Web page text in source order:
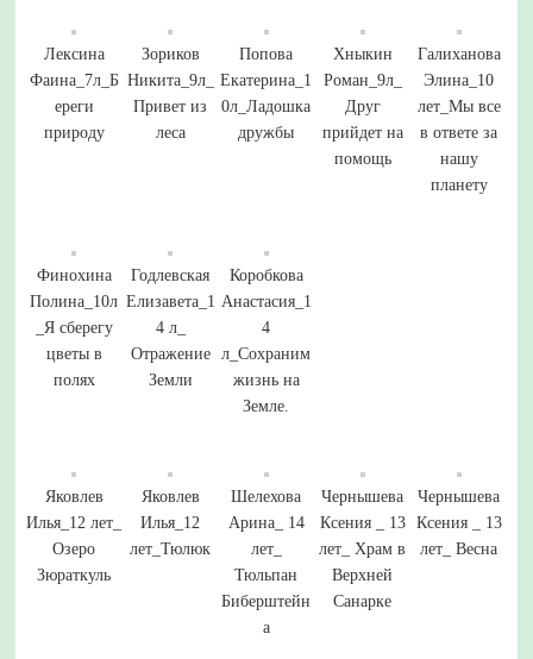
Лексина
Фаина_7л_Б
ереги
природу
Зориков
Никита_9л_
Привет из
леса
Попова
Екатерина_1
0л_Ладошка
дружбы
Хныкин
Роман_9л_
Друг
прийдет на
помощь
Галиханова
Элина_10
лет_Мы все
в ответе за
нашу
планету
Финохина
Полина_10л
_Я сберегу
цветы в
полях
Годлевская
Елизавета_1
4 л_
Отражение
Земли
Коробкова
Анастасия_1
4
л_Сохраним
жизнь на
Земле.
Яковлев
Илья_12 лет_
Озеро
Зюраткуль
Яковлев
Илья_12
лет_Тюлюк
Шелехова
Арина_ 14
лет_
Тюльпан
Биберштейн
а
Чернышева
Ксения _ 13
лет_ Храм в
Верхней
Санарке
Чернышева
Ксения _ 13
лет_ Весна